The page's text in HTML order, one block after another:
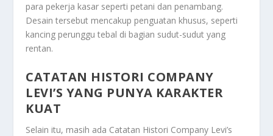
para pekerja kasar seperti petani dan penambang.
Desain tersebut mencakup penguatan khusus, seperti
kancing perunggu tebal di bagian sudut-sudut yang
rentan.
CATATAN HISTORI COMPANY
LEVI’S YANG PUNYA KARAKTER
KUAT
Selain itu, masih ada Catatan Histori Company Levi’s